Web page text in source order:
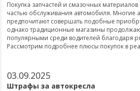
Покупка запчастей и смазочных материалов
частью обслуживания автомобиля. Многие
предпочитают совершать подобные
однако традиционные магазины
популярными среди водителей благодаря
Рассмотрим подробнее плюсы покупок в
03.09.2025
Штрафы за автокресла